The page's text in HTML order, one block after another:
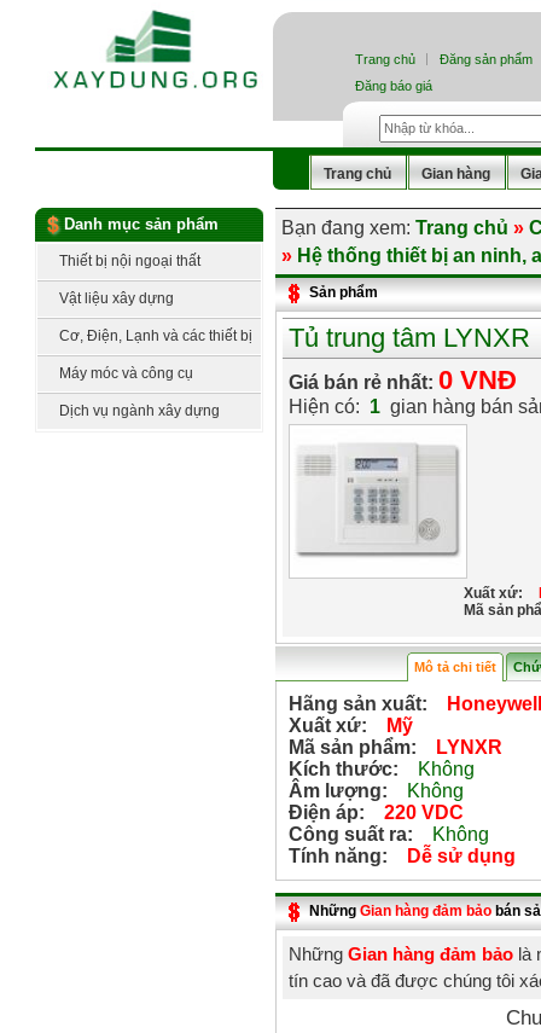
Trang chủ
Đăng sản phẩm
Đăng báo giá
Trang chủ Gian hàng
Danh mục sản phẩm
Thiết bị nội ngoại thất
Vật liệu xây dựng
Cơ, Điện, Lạnh và các thiết bị
công nghệ
Máy móc và công cụ
Dịch vụ ngành xây dựng
Bạn đang xem: Trang chủ »
» Hệ thống thiết bị an ninh,
Sản phẩm
Tủ trung tâm LYNXR
Giá bán rẻ nhất: 0 VNĐ
Hiện có: 1gian hàng bán
Xuất xứ:
Mã sản
Mô tả chi tiết
Hãng sản xuất:
Honeywell
Xuất xứ:
Mỹ
Mã sản phẩm:
LYNXR
Kích thước:
Không
Âm lượng:
Không
Điện áp:
220 VDC
Công suất ra:
Không
Tính năng:
Dễ sử dụng
NhữngGian hàng đảm bảobán
NhữngGian hàng đảm bảolà
tín cao và đã được chúng tôi